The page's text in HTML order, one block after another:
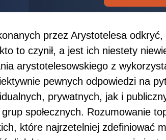
przez Arystotelesa
to czynił, a jest ich niestety
arystotelesowskiego z
pewnych odpowiedzi na
prywatnych, jak i
społecznych. Rozumowanie
które najrzetelniej zdefiniować